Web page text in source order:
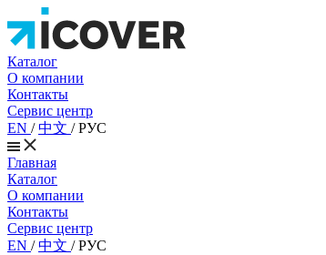
Каталог
О компании
Контакты
Сервис центр
EN /中文 /РУС
Главная
Каталог
О компании
Контакты
Сервис центр
EN /中文 /РУС